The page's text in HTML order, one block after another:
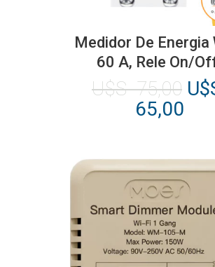
Medidor De Energia
60 A, Rele On/
U$S75,00 El
65,00El
es:
U$S